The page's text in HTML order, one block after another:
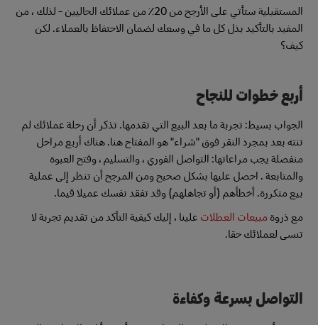
المستقبلية ستأتي على الأرجح من 20٪ من عملائك الحاليين - لذلك ، من
المفيد بالتأكيد بذل كل ما في وسعك لضمان الاحتفاظ بالعملاء. لكن
كيف؟
أربع خطوات للنجاح
الجواب بسيط: تجربة ما بعد البيع التي تقدمها. تذكر أن رحلة عملائك لم
تنته بعد بمجرد النقر فوق "شراء" هو المفتاح هنا. هناك أربع مراحل
منفصلة يجب مراعاتها: التواصل الفوري ، والتسليم ، وفتح العبوة
والمتابعة . احصل عليها بشكل صحيح ومن المرجح أن تنظر إلى عملية
بيع متكررة. أخطأهم (أو تجاهلهم) وقد تفقد نفسك عميلا قيما.
مع ذروة مبيعات العطلات علينا ، إليك كيفية التأكد من تقديم تجربة لا
تنسى لعملائك حقا.
التواصل بسرعة وكفاءة